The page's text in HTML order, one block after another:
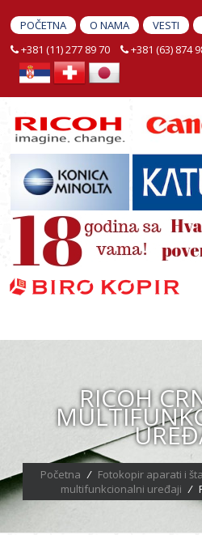
POČETNA O NAMA VESTI
+381 (11) 277 89 70
+381 (63) 874
RICOH
Početna / Fotokopir aparati i
multifunkcionalni uređaji /